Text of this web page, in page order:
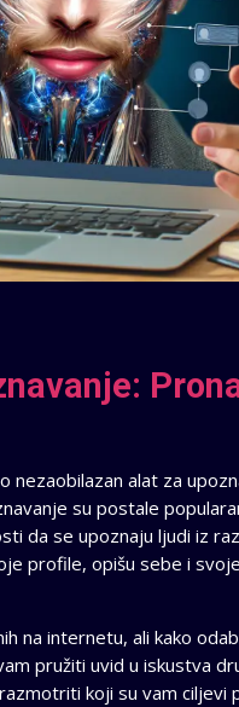
alat za
su postale
da se upoznaju ljudi iz
profile, opišu sebe i
na internetu, ali kako
pružiti uvid u iskustva
koji su vam ciljevi